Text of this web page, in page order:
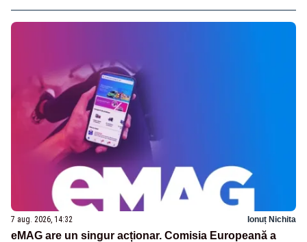
7 aug. 2026, 14:32 Ionuț Nichita
eMAG are un singur acționar. Comisia Europeană a